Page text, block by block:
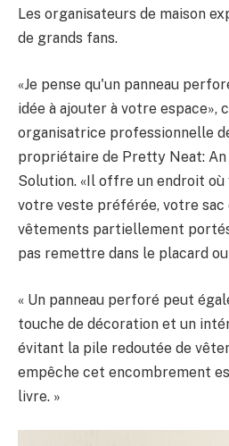
Les organisateurs de maison
de grands fans.
«Je pense qu'un panneau
idée à ajouter à votre espace»,
organisatrice professionnelle
propriétaire de Pretty Neat: An
Solution. «Il offre un endroit où
votre veste préférée, votre sac
vêtements partiellement
pas remettre dans le placard
« Un panneau perforé peut
touche de décoration et un
évitant la pile redoutée de
empêche cet encombrement
livre. »